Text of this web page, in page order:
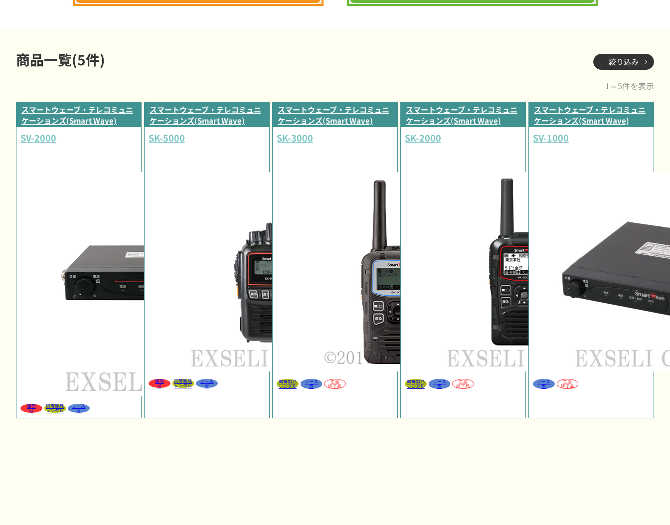
商品一覧(5件) 絞り込み
1～5件を表示
スマートウェーブ・テレコミュニ
ケーションズ(Smart Wave)
SV-2000
販売
可
同等製品
レンタル
リース
可
スマートウェーブ・テレコミュニ
ケーションズ(Smart Wave)
SK-5000
販売
可
同等製品
レンタル
リース
可
スマートウェーブ・テレコミュニ
ケーションズ(Smart Wave)
SK-3000
同等製品
レンタル
リース
可
生産
終了品
スマートウェーブ・テレコミュニ
ケーションズ(Smart Wave)
SK-2000
同等製品
レンタル
リース
可
生産
終了品
スマートウェーブ・テレコミュニ
ケーションズ(Smart Wave)
SV-1000
リース
可
生産
終了品